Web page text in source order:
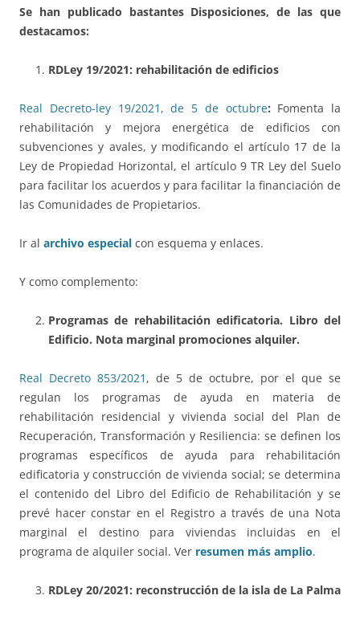
Se han publicado bastantes Disposiciones, de las que
destacamos:
RDLey 19/2021: rehabilitación de edificios
Real Decreto-ley 19/2021, de 5 de octubre: Fomenta la
rehabilitación y mejora energética de edificios con
subvenciones y avales, y modificando el artículo 17 de la
Ley de Propiedad Horizontal, el artículo 9 TR Ley del Suelo
para facilitar los acuerdos y para facilitar la financiación de
las Comunidades de Propietarios.
Ir al archivo especial con esquema y enlaces.
Y como complemento:
Programas de rehabilitación edificatoria. Libro del
Edificio. Nota marginal promociones alquiler.
Real Decreto 853/2021 , de 5 de octubre, por el que se
regulan los programas de ayuda en materia de
rehabilitación residencial y vivienda social del Plan de
Recuperación, Transformación y Resiliencia: se definen los
programas específicos de ayuda para rehabilitación
edificatoria y construcción de vivienda social; se determina
el contenido del Libro del Edificio de Rehabilitación y se
prevé hacer constar en el Registro a través de una Nota
marginal el destino para viviendas incluidas en el
programa de alquiler social. Ver resumen más amplio.
RDLey 20/2021: reconstrucción de la isla de La Palma